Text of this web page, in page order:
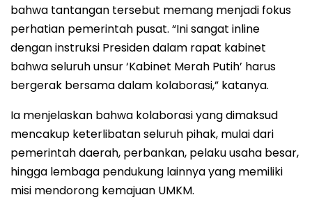
bahwa tantangan tersebut memang menjadi fokus
perhatian pemerintah pusat. “Ini sangat inline
dengan instruksi Presiden dalam rapat kabinet
bahwa seluruh unsur ‘Kabinet Merah Putih’ harus
bergerak bersama dalam kolaborasi,” katanya.
Ia menjelaskan bahwa kolaborasi yang dimaksud
mencakup keterlibatan seluruh pihak, mulai dari
pemerintah daerah, perbankan, pelaku usaha besar,
hingga lembaga pendukung lainnya yang memiliki
misi mendorong kemajuan UMKM.